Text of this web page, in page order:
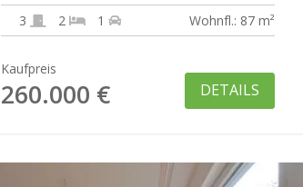
3 2 1 Wohnfl.: 87 m²
Kaufpreis
260.000 € DETAILS